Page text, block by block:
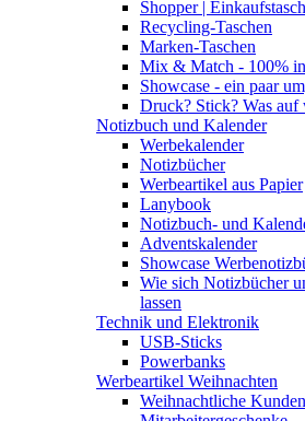
Shopper |
Recycling-Taschen
Marken-Taschen
Mix & Match - 100%
Showcase - ein paar
Druck? Stick? Was auf
Notizbuch und Kalender
Werbekalender
Notizbücher
Werbeartikel aus Papier
Lanybook
Notizbuch- und
Adventskalender
Showcase
Wie sich Notizbücher
lassen
Technik und Elektronik
USB-Sticks
Powerbanks
Werbeartikel Weihnachten
Weihnachtliche